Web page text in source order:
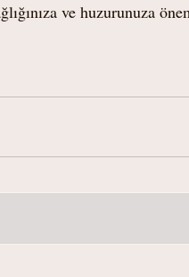
ve huzurunuza